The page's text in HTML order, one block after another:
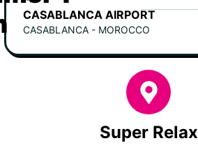
CASABLANCA AIRPORT
CASABLANCA - MOROCCO
Super Relax